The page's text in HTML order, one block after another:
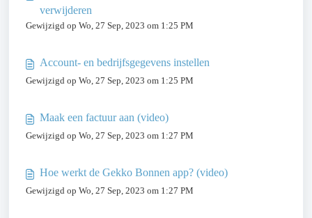
verwijderen
Gewijzigd op Wo, 27 Sep, 2023 om 1:25 PM
Account- en bedrijfsgegevens instellen
Gewijzigd op Wo, 27 Sep, 2023 om 1:25 PM
Maak een factuur aan (video)
Gewijzigd op Wo, 27 Sep, 2023 om 1:27 PM
Hoe werkt de Gekko Bonnen app? (video)
Gewijzigd op Wo, 27 Sep, 2023 om 1:27 PM